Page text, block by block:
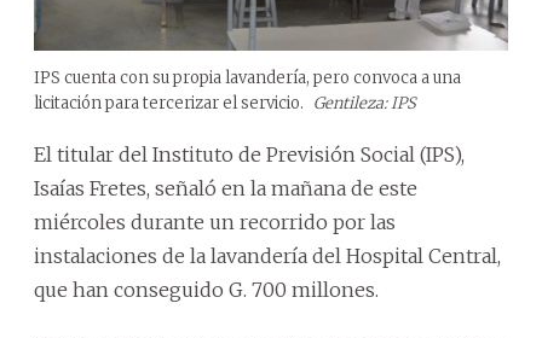
IPS cuenta con su propia lavandería, pero convoca a una
licitación para tercerizar el servicio. Gentileza: IPS
El titular del Instituto de Previsión Social (IPS),
Isaías Fretes, señaló en la mañana de este
miércoles durante un recorrido por las
instalaciones de la lavandería del Hospital Central,
que han conseguido G. 700 millones.